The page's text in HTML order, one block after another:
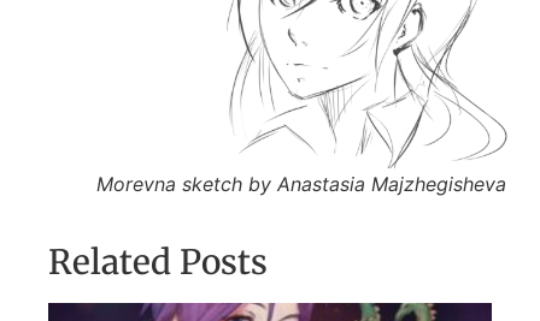
Morevna sketch by Anastasia Majzhegisheva
Related Posts